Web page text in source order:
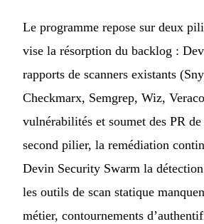
Le programme repose sur deux
vise la résorption du backlog :
rapports de scanners existants
Checkmarx, Semgrep, Wiz,
vulnérabilités et soumet des PR
second pilier, la remédiation
Devin Security Swarm la
les outils de scan statique
métier, contournements